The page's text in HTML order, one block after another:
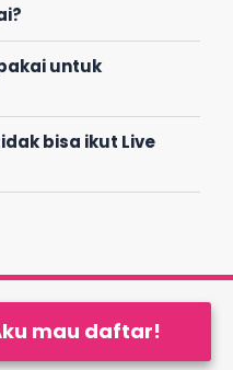
untuk
bisa ikut Live
mau daftar!